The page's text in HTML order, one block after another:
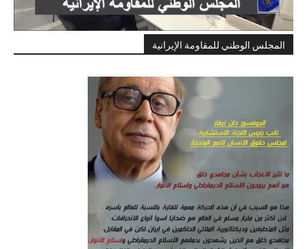
المجلس الوطني للمقاومة الإيرانية